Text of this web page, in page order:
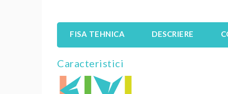
FISA TEHNICA DESCRIERE
Caracteristici